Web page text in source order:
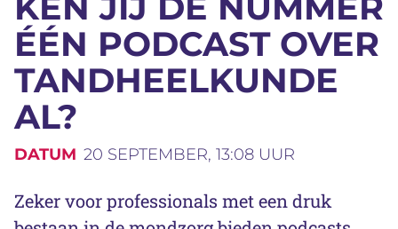
ÉÉN PODCAST OVER
TANDHEELKUNDE
AL?
DATUM 20 SEPTEMBER, 13:08 UUR
Zeker voor professionals met een druk